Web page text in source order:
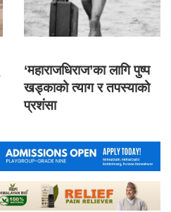
‘महाराजधिराज’का लागि पुष्प
खड्काको त्याग र तपस्याको
प्रशंसा